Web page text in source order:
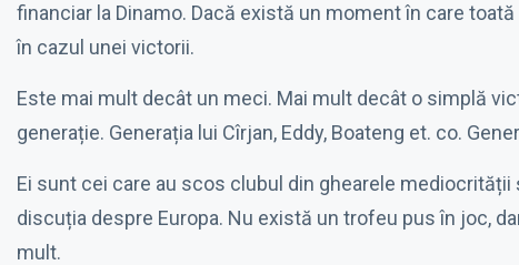
financiar la Dinamo. Dacă există un moment în care
în cazul unei victorii.
Este mai mult decât un meci. Mai mult decât o simplă
generație. Generația lui Cîrjan, Eddy, Boateng et. co.
Ei sunt cei care au scos clubul din ghearele
discuția despre Europa. Nu există un trofeu pus în joc,
mult.